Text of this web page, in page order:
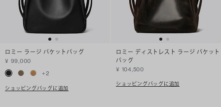
ロミー ラージ バケットバッグ
¥ 99,000
+2
ショッピングバッグに追加
ロミー ディストレスト ラージ バケット
バッグ
¥ 104,500
ショッピングバッグに追加